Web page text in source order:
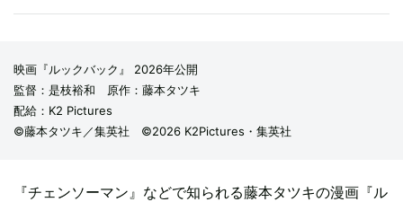
映画『ルックバック』 2026年公開
監督：是枝裕和 原作：藤本タツキ
配給：K2 Pictures
©藤本タツキ／集英社 ©2026 K2Pictures・集英社
『チェンソーマン』などで知られる藤本タツキの漫画『ル